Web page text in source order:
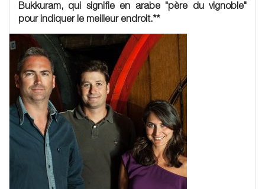
Bukkuram, qui signifie en arabe "père du vignoble"
pour indiquer le meilleur endroit.**